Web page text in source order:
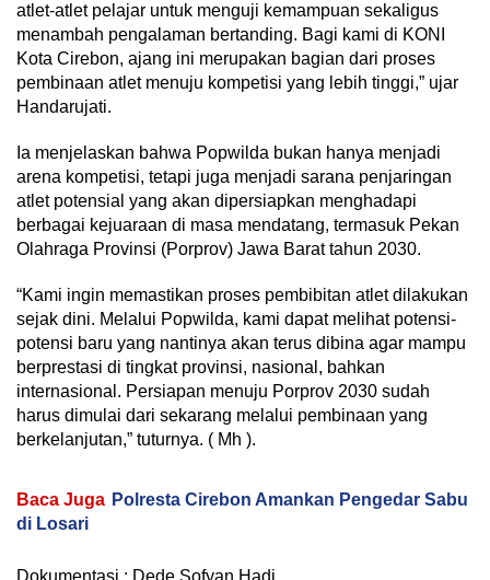
atlet-atlet pelajar untuk menguji kemampuan sekaligus
menambah pengalaman bertanding. Bagi kami di KONI
Kota Cirebon, ajang ini merupakan bagian dari proses
pembinaan atlet menuju kompetisi yang lebih tinggi,” ujar
Handarujati.
Ia menjelaskan bahwa Popwilda bukan hanya menjadi
arena kompetisi, tetapi juga menjadi sarana penjaringan
atlet potensial yang akan dipersiapkan menghadapi
berbagai kejuaraan di masa mendatang, termasuk Pekan
Olahraga Provinsi (Porprov) Jawa Barat tahun 2030.
“Kami ingin memastikan proses pembibitan atlet dilakukan
sejak dini. Melalui Popwilda, kami dapat melihat potensi-
potensi baru yang nantinya akan terus dibina agar mampu
berprestasi di tingkat provinsi, nasional, bahkan
internasional. Persiapan menuju Porprov 2030 sudah
harus dimulai dari sekarang melalui pembinaan yang
berkelanjutan,” tuturnya. ( Mh ).
Baca Juga Polresta Cirebon Amankan Pengedar Sabu
di Losari